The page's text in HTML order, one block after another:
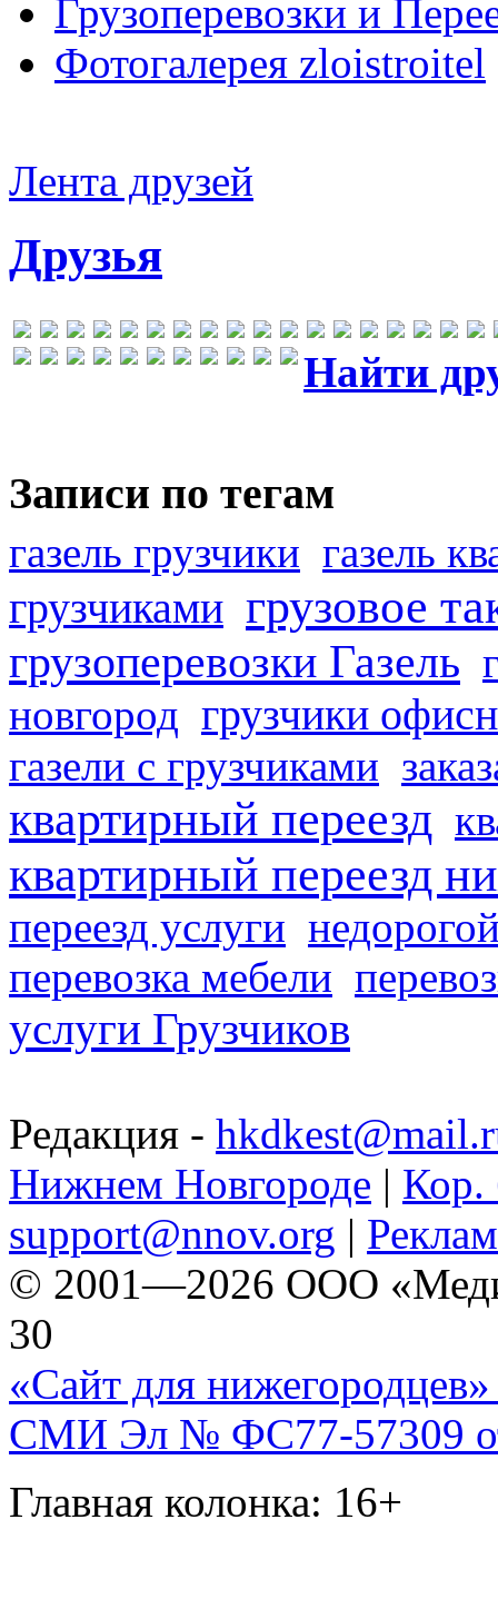
Грузоперевозки и
Фотогалерея zloistroitel
Лента друзей
Друзья
Найти
Записи по тегам
газель грузчики газель
грузчиками грузовое
грузоперевозки Газель
новгород грузчики
газели с грузчиками
квартирный переезд
квартирный переезд
переезд услуги
перевозка мебели
услуги Грузчиков
Редакция -
Нижнем Новгороде | Кор.
support@nnov.org |
© 2001—2026 ООО
30
«Сайт для нижегородцев»
СМИ Эл № ФС77-57309
Главная колонка: 16+